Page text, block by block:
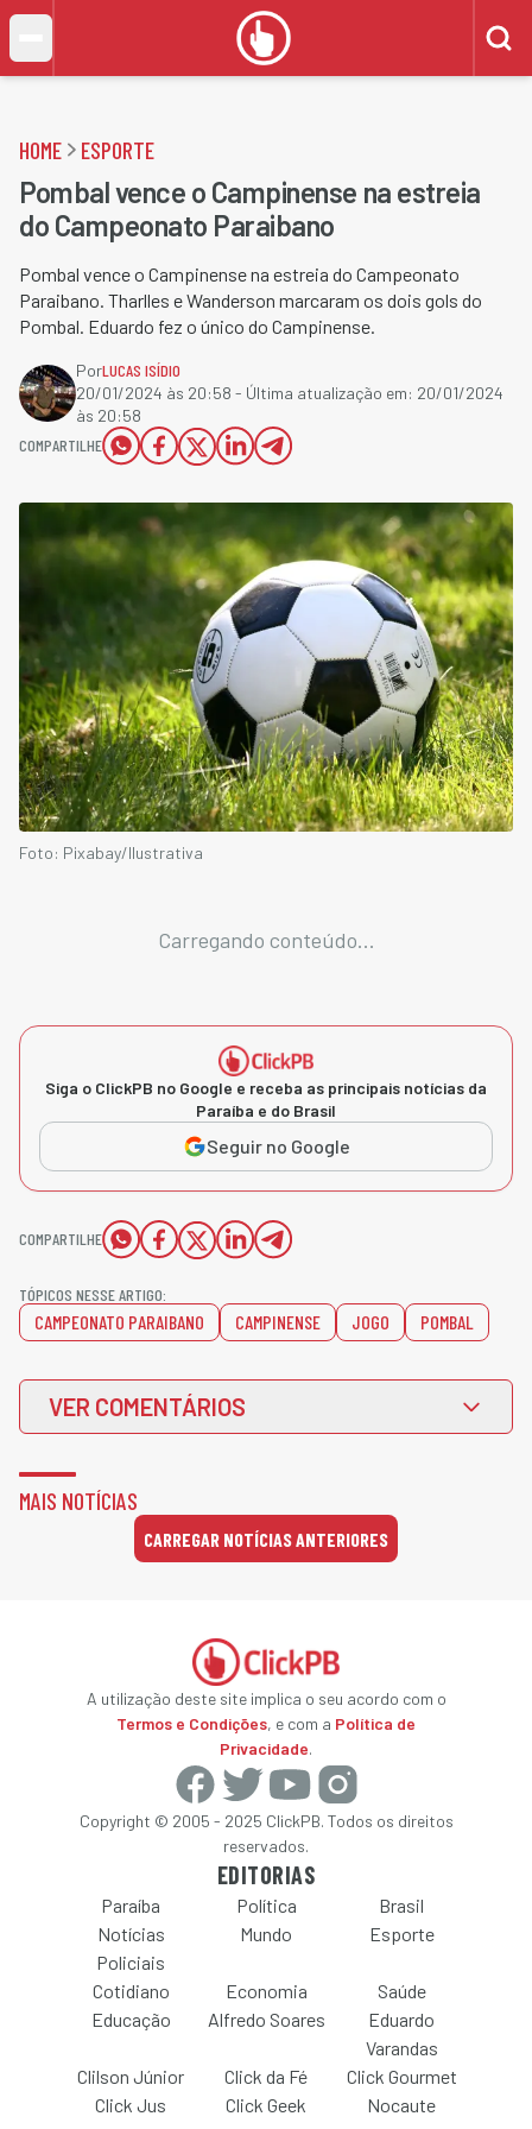
HOME ESPORTE
Pombal vence o Campinense na estreia
do Campeonato Paraibano
Pombal vence o Campinense na estreia do Campeonato
Paraibano. Tharlles e Wanderson marcaram os dois gols do
Pombal. Eduardo fez o único do Campinense.
PorLUCAS ISÍDIO
20/01/2024 às 20:58 - Última atualização em: 20/01/2024
às 20:58
COMPARTILHE
Foto: Pixabay/Ilustrativa
Carregando conteúdo...
Siga o ClickPB no Google e receba as principais notícias da
Paraíba e do Brasil
Seguir no Google
COMPARTILHE
TÓPICOS NESSE ARTIGO:
CAMPEONATO PARAIBANO CAMPINENSE JOGO POMBAL
VER COMENTÁRIOS
MAIS NOTÍCIAS
CARREGAR NOTÍCIAS ANTERIORES
A utilização deste site implica o seu acordo com o
Termos e Condições, e com a Política de
Privacidade.
Copyright © 2005 - 2025 ClickPB. Todos os direitos
reservados.
EDITORIAS
Paraíba Política
Brasil
Notícias
Policiais
Mundo Esporte
Cotidiano Economia
Saúde
Educação
Alfredo Soares
Eduardo
Varandas
Clilson Júnior
Click da Fé
Click Gourmet
Click Jus
Click Geek Nocaute